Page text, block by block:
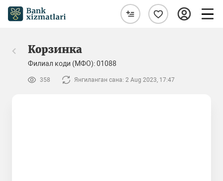
Корзинка
Филиал коди (МФО): 01088
358 Янгиланган сана: 2 Aug 2023, 17:47